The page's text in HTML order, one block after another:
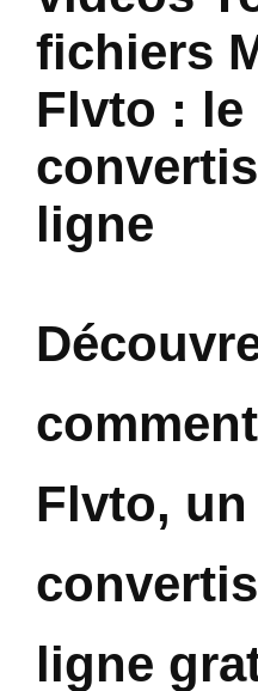
fichiers
Flvto :
ligne
Flvto, un
ligne